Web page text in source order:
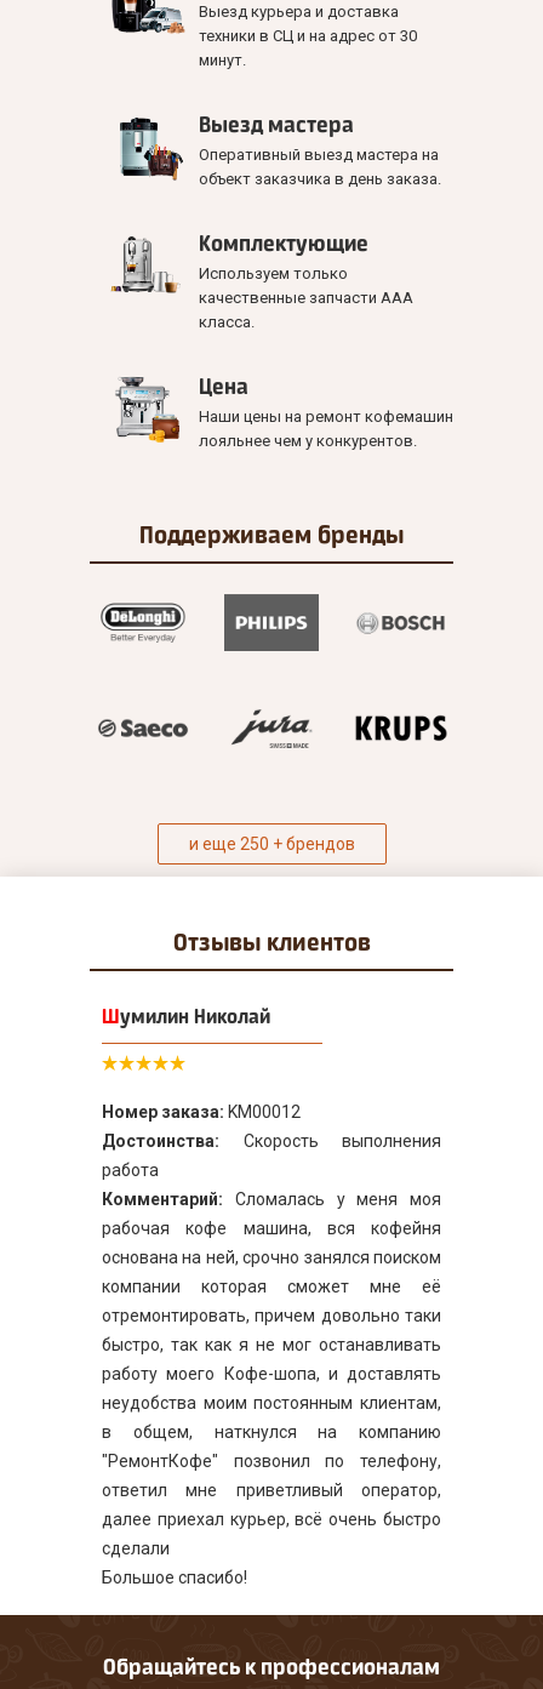
Выезд курьера и доставка
техники в СЦ и на адрес от 30
минут.
Выезд мастера
Оперативный выезд мастера на
объект заказчика в день заказа.
Комплектующие
Используем только
качественные запчасти ААА
класса.
Цена
Наши цены на ремонт кофемашин
лояльнее чем у конкурентов.
Поддерживаем бренды
и еще 250 + брендов
Отзывы клиентов
Шумилин Николай
Номер заказа: KM00012
Достоинства: Скорость выполнения
работа
Комментарий: Сломалась у меня моя
рабочая кофе машина, вся кофейня
основана на ней, срочно занялся поиском
компании которая сможет мне её
отремонтировать, причем довольно таки
быстро, так как я не мог останавливать
работу моего Кофе-шопа, и доставлять
неудобства моим постоянным клиентам,
в общем, наткнулся на компанию
"РемонтКофе" позвонил по телефону,
ответил мне приветливый оператор,
далее приехал курьер, всё очень быстро
сделали
Большое спасибо!
Обращайтесь к профессионалам